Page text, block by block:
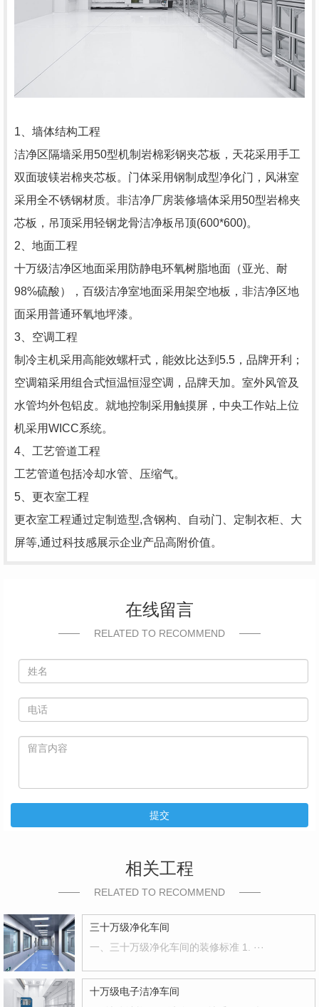
1、墙体结构工程
洁净区隔墙采用50型机制岩棉彩钢夹芯板，天花采用手工
双面玻镁岩棉夹芯板。门体采用钢制成型净化门，风淋室
采用全不锈钢材质。非洁净厂房装修墙体采用50型岩棉夹
芯板，吊顶采用轻钢龙骨洁净板吊顶(600*600)。
2、地面工程
十万级洁净区地面采用防静电环氧树脂地面（亚光、耐
98%硫酸），百级洁净室地面采用架空地板，非洁净区地
面采用普通环氧地坪漆。
3、空调工程
制冷主机采用高能效螺杆式，能效比达到5.5，品牌开利；
空调箱采用组合式恒温恒湿空调，品牌天加。室外风管及
水管均外包铝皮。就地控制采用触摸屏，中央工作站上位
机采用WICC系统。
4、工艺管道工程
工艺管道包括冷却水管、压缩气。
5、更衣室工程
更衣室工程通过定制造型,含钢构、自动门、定制衣柜、大
屏等,通过科技感展示企业产品高附价值。
在线留言
RELATED TO RECOMMEND
提交
相关工程
RELATED TO RECOMMEND
三十万级净化车间
一、三十万级净化车间的装修标准 1. ···
十万级电子洁净车间